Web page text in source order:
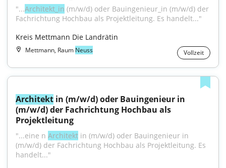
"...Architekt_in (m/w/d) oder Bauingenieur_in (m/w/d) der
Fachrichtung Hochbau als Projektleitung. Es handelt..."
Kreis Mettmann Die Landrätin
Mettmann, Raum Neuss Vollzeit
Architekt in (m/w/d) oder Bauingenieur in
(m/w/d) der Fachrichtung Hochbau als
Projektleitung
"...eine n Architekt in (m/w/d) oder Bauingenieur in
(m/w/d) der Fachrichtung Hochbau als Projektleitung. Es
handelt..."